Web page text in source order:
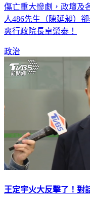
傷亡重大慘劇，政壇及
人486先生（陳延昶）
爽行政院長卓榮泰！
政治
王定宇火大反擊了！對